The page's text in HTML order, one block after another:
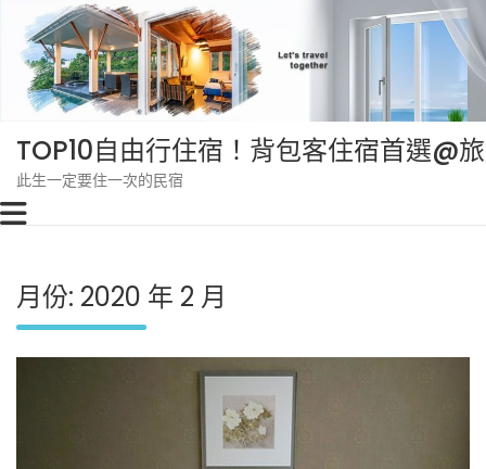
content
TOP10自由行住宿！背包客住宿首選@
此生一定要住一次的民宿
月份: 2020 年 2 月